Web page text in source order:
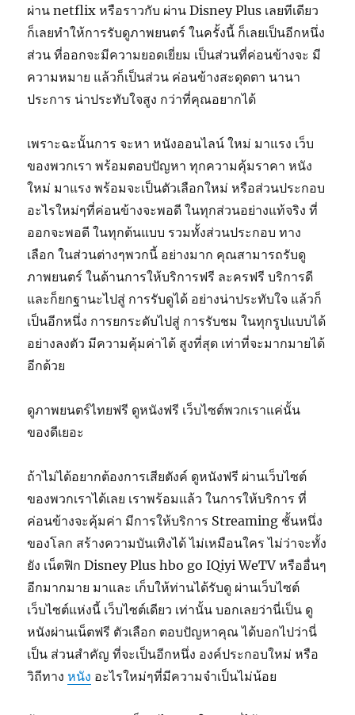
ผ่าน netflix หรือราวกับ ผ่าน Disney Plus เลยทีเดียว
ก็เลยทำให้การรับดูภาพยนตร์ ในครั้งนี้ ก็เลยเป็นอีกหนึ่ง
ส่วน ที่ออกจะมีความยอดเยี่ยม เป็นส่วนที่ค่อนข้างจะ มี
ความหมาย แล้วก็เป็นส่วน ค่อนข้างสะดุดตา นานา
ประการ น่าประทับใจสูง กว่าที่คุณอยากได้
เพราะฉะนั้นการ จะหา หนังออนไลน์ ใหม่ มาแรง เว็บ
ของพวกเรา พร้อมตอบปัญหา ทุกความคุ้มราคา หนัง
ใหม่ มาแรง พร้อมจะเป็นตัวเลือกใหม่ หรือส่วนประกอบ
อะไรใหม่ๆที่ค่อนข้างจะพอดี ในทุกส่วนอย่างแท้จริง ที่
ออกจะพอดี ในทุกต้นแบบ รวมทั้งส่วนประกอบ ทาง
เลือก ในส่วนต่างๆพวกนี้ อย่างมาก คุณสามารถรับดู
ภาพยนตร์ ในด้านการให้บริการฟรี ละครฟรี บริการดี
และก็ยกฐานะไปสู่ การรับดูได้ อย่างน่าประทับใจ แล้วก็
เป็นอีกหนึ่ง การยกระดับไปสู่ การรับชม ในทุกรูปแบบได้
อย่างลงตัว มีความคุ้มค่าได้ สูงที่สุด เท่าที่จะมากมายได้
อีกด้วย
ดูภาพยนตร์ไทยฟรี ดูหนังฟรี เว็บไซต์พวกเราแค่นั้น
ของดีเยอะ
ถ้าไม่ได้อยากต้องการเสียตังค์ ดูหนังฟรี ผ่านเว็บไซต์
ของพวกเราได้เลย เราพร้อมแล้ว ในการให้บริการ ที่
ค่อนข้างจะคุ้มค่า มีการให้บริการ Streaming ชั้นหนึ่ง
ของโลก สร้างความบันเทิงได้ ไม่เหมือนใคร ไม่ว่าจะทั้ง
ยัง เน็ตฟิก Disney Plus hbo go IQiyi WeTV หรืออื่นๆ
อีกมากมาย มาและ เก็บให้ท่านได้รับดู ผ่านเว็บไซต์
เว็บไซต์แห่งนี้ เว็บไซต์เดียว เท่านั้น บอกเลยว่านี่เป็น ดู
หนังผ่านเน็ตฟรี ตัวเลือก ตอบปัญหาคุณ ได้บอกไปว่านี่
เป็น ส่วนสำคัญ ที่จะเป็นอีกหนึ่ง องค์ประกอบใหม่ หรือ
วิถีทางหนัง อะไรใหม่ๆที่มีความจำเป็นไม่น้อย